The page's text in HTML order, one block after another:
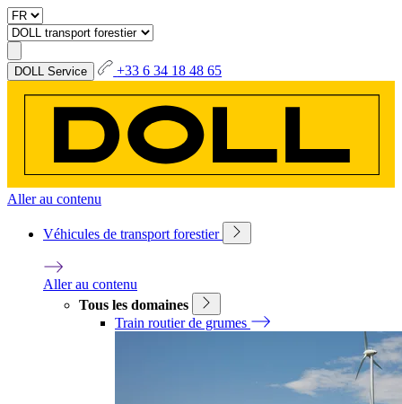
DOLL Service +33 6 34 18 48 65
Aller au contenu
Véhicules de transport forestier
Aller au contenu
Tous les domaines
Train routier de grumes